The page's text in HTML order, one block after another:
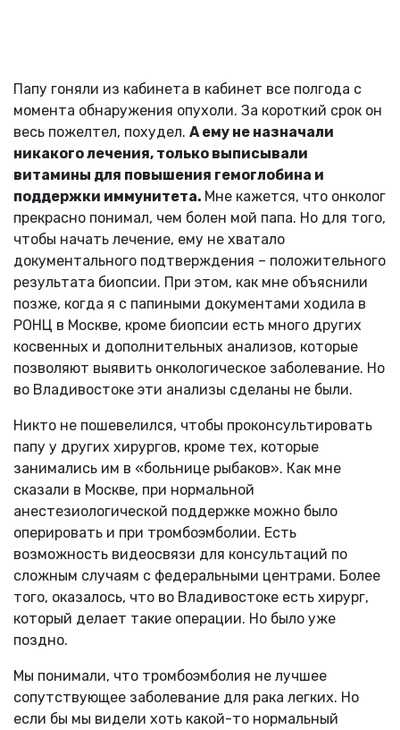
Папу гоняли из кабинета в кабинет все полгода с
момента обнаружения опухоли. За короткий срок он
весь пожелтел, похудел. А ему не назначали
никакого лечения, только выписывали
витамины для повышения гемоглобина и
поддержки иммунитета. Мне кажется, что онколог
прекрасно понимал, чем болен мой папа. Но для того,
чтобы начать лечение, ему не хватало
документального подтверждения – положительного
результата биопсии. При этом, как мне объяснили
позже, когда я с папиными документами ходила в
РОНЦ в Москве, кроме биопсии есть много других
косвенных и дополнительных анализов, которые
позволяют выявить онкологическое заболевание. Но
во Владивостоке эти анализы сделаны не были.
Никто не пошевелился, чтобы проконсультировать
папу у других хирургов, кроме тех, которые
занимались им в «больнице рыбаков». Как мне
сказали в Москве, при нормальной
анестезиологической поддержке можно было
оперировать и при тромбоэмболии. Есть
возможность видеосвязи для консультаций по
сложным случаям с федеральными центрами. Более
того, оказалось, что во Владивостоке есть хирург,
который делает такие операции. Но было уже
поздно.
Мы понимали, что тромбоэмболия не лучшее
сопутствующее заболевание для рака легких. Но
если бы мы видели хоть какой-то нормальный